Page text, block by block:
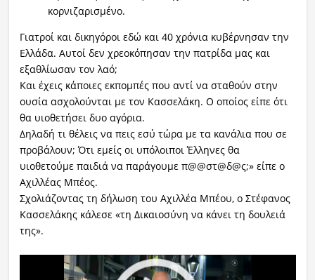
κορνιζαρισμένο.
Γιατροί και δικηγόροι εδώ και 40 χρόνια κυβέρνησαν την
Ελλάδα. Αυτοί δεν χρεοκόπησαν την πατρίδα μας και
εξαθλίωσαν τον λαό;
Και έχεις κάποιες εκπομπές που αντί να σταθούν στην
ουσία ασχολούνται με τον Κασσελάκη. Ο οποίος είπε ότι
θα υιοθετήσει δυο αγόρια.
Δηλαδή τι θέλεις να πεις εσύ τώρα με τα κανάλια που σε
προβάλουν; Ότι εμείς οι υπόλοιποι Έλληνες θα
υιοθετούμε παιδιά να παράγουμε π@@στ@δ@ς;» είπε ο
Αχιλλέας Μπέος.
Σχολιάζοντας τη δήλωση του Αχιλλέα Μπέου, ο Στέφανος
Κασσελάκης κάλεσε «τη Δικαιοσύνη να κάνει τη δουλειά
της».